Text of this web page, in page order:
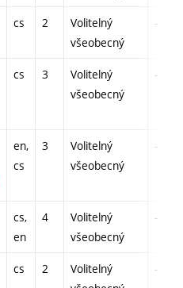
cs 2
Volitelný
všeobecný
-
cs 3
Volitelný
všeobecný
-
en,
cs
3
Volitelný
všeobecný
-
cs,
en
4
Volitelný
všeobecný
-
cs 2
Volitelný
-